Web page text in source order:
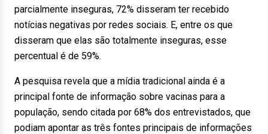
parcialmente inseguras, 72% disseram ter recebido
notícias negativas por redes sociais. E, entre os que
disseram que elas são totalmente inseguras, esse
percentual é de 59%.
A pesquisa revela que a mídia tradicional ainda é a
principal fonte de informação sobre vacinas para a
população, sendo citada por 68% dos entrevistados, que
podiam apontar as três fontes principais de informações